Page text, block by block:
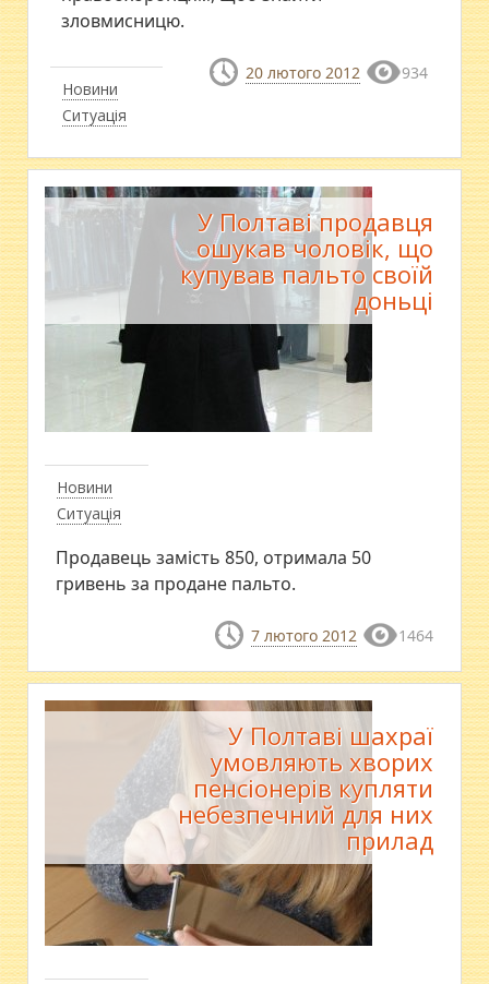
Новини
Ситуація
зловмисницю.
20 лютого 2012 934
Новини
Ситуація
У Полтаві продавця
ошукав чоловік, що
купував пальто своїй
доньці
Продавець замість 850, отримала 50
гривень за продане пальто.
7 лютого 2012 1464
У Полтаві шахраї
умовляють хворих
пенсіонерів купляти
небезпечний для них
прилад